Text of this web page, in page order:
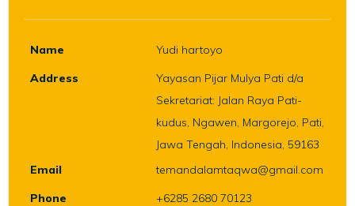
Name
Yudi hartoyo
Address
Yayasan Pijar Mulya Pati d/a
Sekretariat: Jalan Raya Pati-
kudus, Ngawen, Margorejo, Pati,
Jawa Tengah, Indonesia, 59163
Email
temandalamtaqwa@gmail.com
Phone
+6285 2680 70123